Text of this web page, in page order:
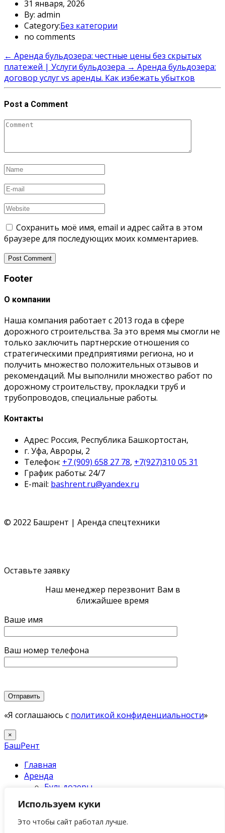
Используем куки
Это чтобы сайт работал лучше.
31 января, 2026
By: admin
Category:Без категории
no comments
← Аренда бульдозера: честные цены без скрытых
платежей | Услуги бульдозера → Аренда бульдозера:
договор услуг vs аренды. Как избежать убытков
Post a Comment
Сохранить моё имя, email и адрес сайта в этом
браузере для последующих моих комментариев.
Footer
О компании
Наша компания работает с 2013 года в сфере
дорожного строительства. За это время мы смогли не
только заключить партнерские отношения со
стратегическими предприятиями региона, но и
получить множество положительных отзывов и
рекомендаций. Мы выполнили множество работ по
дорожному строительству, прокладки труб и
трубопроводов, специальные работы.
Контакты
Адрес: Россия, Республика Башкортостан,
г. Уфа, Авроры, 2
Телефон: +7 (909) 658 27 78, +7(927)310 05 31
График работы: 24/7
E-mail: bashrent.ru@yandex.ru
© 2022 Башрент | Аренда спецтехники
Оставьте заявку
Наш менеджер перезвонит Вам в
ближайшее время
Ваше имя
Ваш номер телефона
«Я соглашаюсь с политикой конфиденциальности»
×
БашРент
Главная
Аренда
Бульдозеры
Самосвалы
Экскаваторы